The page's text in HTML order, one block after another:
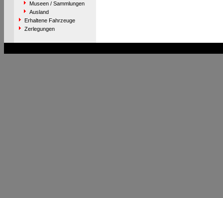
Museen / Sammlungen
Ausland
Erhaltene Fahrzeuge
Zerlegungen